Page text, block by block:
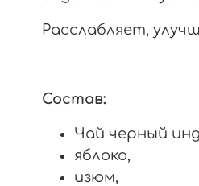
Расслабляет,
Состав:
Чай черный
яблоко,
изюм,